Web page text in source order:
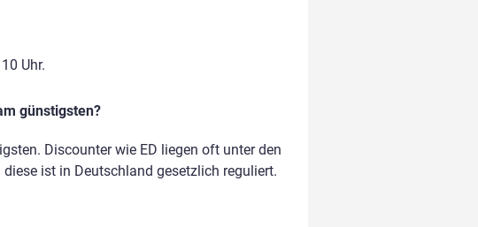
Uhr.
günstigsten?
Discounter wie ED liegen oft unter den
ist in Deutschland gesetzlich reguliert.